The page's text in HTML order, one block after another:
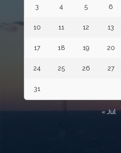
3 4 5 6
10 11 12 13
17 18 19 20
24 25 26 27
31
« Jul